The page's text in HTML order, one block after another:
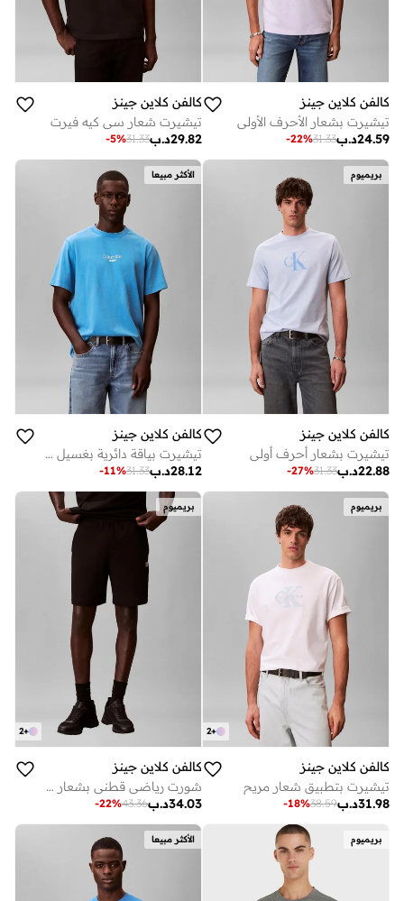
كالفن كلاين جينز
تيشيرت بشعار الأحرف الأولى
د.ب24.59
31.33
-22%
كالفن كلاين جينز
تيشيرت شعار سي كيه فيرت
د.ب29.82
31.33
-5%
بريميوم
كالفن كلاين جينز
تيشيرت بشعار أحرف أولى
د.ب22.88
31.33
-27%
الأكثر مبيعا
كالفن كلاين جينز
تيشيرت بياقة دائرية بغسيل حمضي
د.ب28.12
31.33
-11%
بريميوم
+
2
كالفن كلاين جينز
تيشيرت بتطبيق شعار مريح
د.ب31.98
38.59
-18%
بريميوم
+
2
كالفن كلاين جينز
شورت رياضي قطني بشعار تيري
د.ب34.03
43.36
-22%
بريميوم الأكثر مبيعا